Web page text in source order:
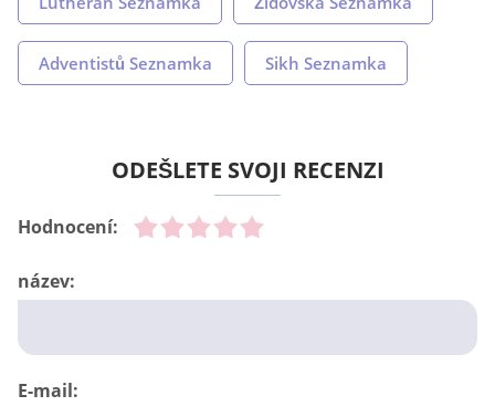
Adventistů Seznamka Sikh Seznamka
ODEŠLETE SVOJI RECENZI
Hodnocení:
název:
E-mail: